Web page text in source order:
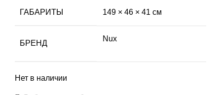
ГАБАРИТЫ 149 × 46 × 41 см
БРЕНД
Nux
Нет в наличии